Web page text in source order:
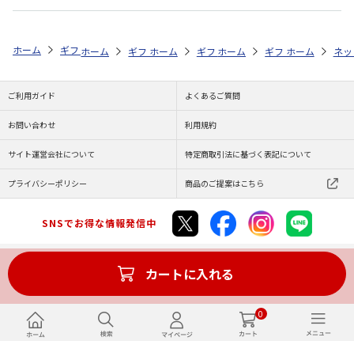
0
カートに入れる
ホーム ギフト通販 内祝い・お返し 結婚内祝い わらびの里 京
ホーム ギフト通販 内祝い・お返し 結婚内祝い
ホーム ギフト通販 内祝い・お返し
ホーム ギフト通販 内
ホーム ネ
ご利用ガイド よくあるご質問
お問い合わせ 利用規約
サイト運営会社について 特定商取引法に基づく表記について
プライバシーポリシー 商品のご提案はこちら
SNSでお得な情報発信中
Copyright (C) JAPAN POST Co.,Ltd. All Rights Reserved.